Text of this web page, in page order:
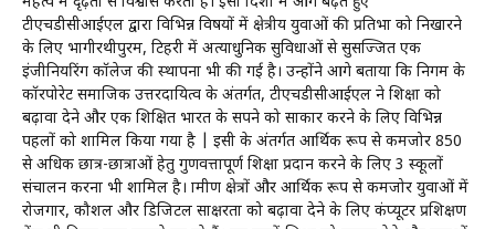
टीएचडीसीआईएल द्वारा विभिन्न विषयों में क्षेत्रीय युवाओं की प्रतिभा को निखारने
के लिए भागीरथीपुरम, टिहरी में अत्याधुनिक सुविधाओं से सुसज्जित एक
इंजीनियरिंग कॉलेज की स्थापना भी की गई है। उन्होंने आगे बताया कि निगम के
कॉरपोरेट समाजिक उत्तरदायित्व के अंतर्गत, टीएचडीसीआईएल ने शिक्षा को
बढ़ावा देने और एक शिक्षित भारत के सपने को साकार करने के लिए विभिन्न
पहलों को शामिल किया गया है | इसी के अंतर्गत आर्थिक रूप से कमजोर 850
से अधिक छात्र-छात्राओं हेतु गुणवत्तापूर्ण शिक्षा प्रदान करने के लिए 3 स्कूलों
संचालन करना भी शामिल है। ग्रामीण क्षेत्रों और आर्थिक रूप से कमजोर युवाओं में
रोजगार, कौशल और डिजिटल साक्षरता को बढ़ावा देने के लिए कंप्यूटर प्रशिक्षण